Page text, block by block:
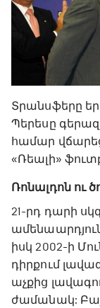
Տրանսֆերը
Պերեսը
համար վճարեց
«Ռեալի»
Ռոնալդոն ու
21-րդ դարի
իսկ 2002-ի
դիրքում
աչքից
ժամանակ: